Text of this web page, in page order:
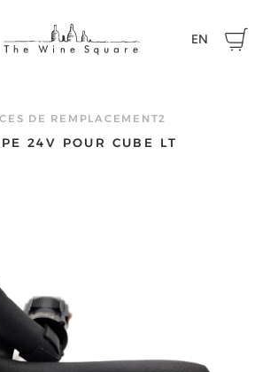
EN
DE REMPLACEMENT2
24V POUR CUBE LT
pas à communiquer avec nous pour nous faire
et obtenir une soumission.